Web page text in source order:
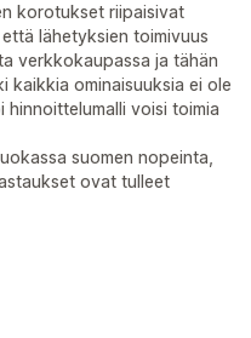
korotukset riipaisivat
lähetyksien toimivuus
verkkokaupassa ja tähän
kaikkia ominaisuuksia ei ole
hinnoittelumalli voisi toimia
suomen nopeinta,
ovat tulleet